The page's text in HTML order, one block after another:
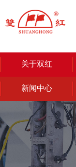
关于双红
新闻中心